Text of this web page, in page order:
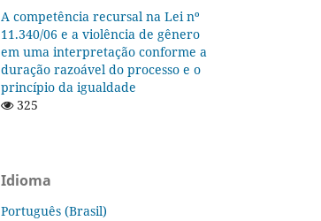
A competência recursal na Lei nº
11.340/06 e a violência de gênero
em uma interpretação conforme a
duração razoável do processo e o
princípio da igualdade
325
Idioma
Português (Brasil)